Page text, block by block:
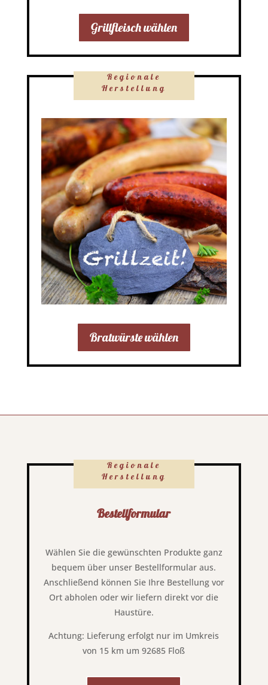
Grillfleisch wählen
Regionale
Herstellung
Bratwürste wählen
Regionale
Herstellung
Bestellformular
Wählen Sie die gewünschten Produkte ganz
bequem über unser Bestellformular aus.
Anschließend können Sie Ihre Bestellung vor
Ort abholen oder wir liefern direkt vor die
Haustüre.
Achtung: Lieferung erfolgt nur im Umkreis
von 15 km um 92685 Floß